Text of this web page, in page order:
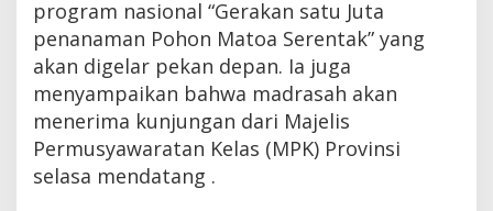
program nasional “Gerakan satu Juta
penanaman Pohon Matoa Serentak” yang
akan digelar pekan depan. Ia juga
menyampaikan bahwa madrasah akan
menerima kunjungan dari Majelis
Permusyawaratan Kelas (MPK) Provinsi
selasa mendatang .